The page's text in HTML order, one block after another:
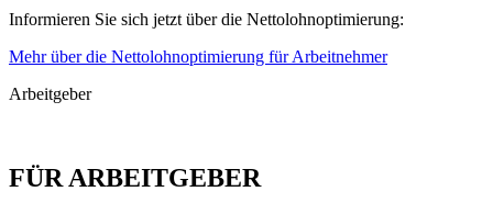
Informieren Sie sich jetzt über die Nettolohnoptimierung:
Mehr über die Nettolohnoptimierung für Arbeitnehmer
Arbeitgeber
FÜR ARBEITGEBER